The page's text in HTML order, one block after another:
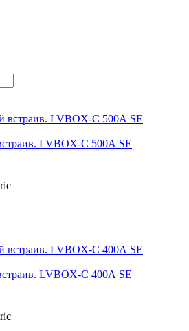
LVBOX-C 500А SE
LVBOX-C 400А SE